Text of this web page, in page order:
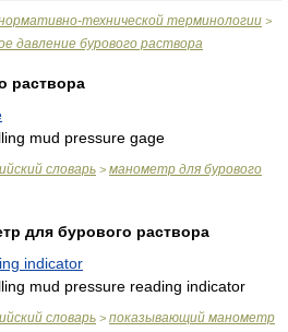
технической терминологии >
давление бурового раствора
раствора
mud pressure gage
словарь > манометр для бурового
для бурового раствора
indicator
mud pressure reading indicator
словарь > показывающий манометр